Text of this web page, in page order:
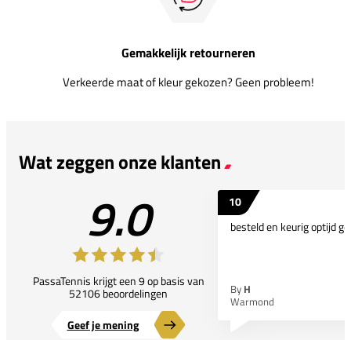
Gemakkelijk retourneren
Verkeerde maat of kleur gekozen? Geen probleem!
Wat zeggen onze klanten
9.0
PassaTennis krijgt een 9 op basis van
52106 beoordelingen
Geef je mening
10
besteld en keurig optijd
By H
Warmond